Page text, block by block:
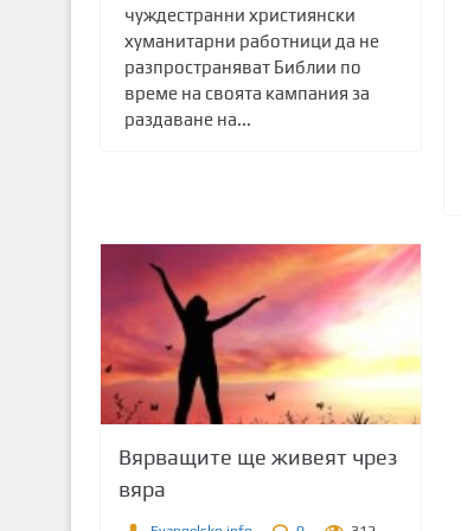
чуждестранни християнски
хуманитарни работници да не
разпространяват Библии по
време на своята кампания за
раздаване на...
Вярващите ще живеят чрез
вяра